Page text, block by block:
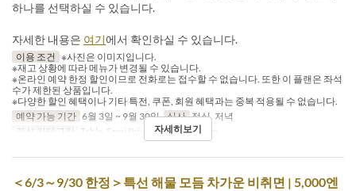
하나를 선택하실 수 있습니다.
자세한 내용은 여기에서 확인하실 수 있습니다.
이용 조건 ※사진은 이미지입니다.
※재고 상황에 따라 메뉴가 변경될 수 있습니다.
※온라인 예약 한정 할인이므로 전화로는 접수할 수 없습니다. 또한 이 플랜은 좌석
수가 제한된 상품입니다.
※다양한 할인 혜택이나 기타 특전, 쿠폰, 회원 혜택과는 중복 적용될 수 없습니다.
예약 가능 기간 6월 3일 ~ 9월 30일 식사 점심, 저녁
좌석 카테고리
Table, Semi Private, Private Room
자세히보기
＜6/3～9/30 한정＞특선 해물 모듬 차가운 비취면 | 5,000엔